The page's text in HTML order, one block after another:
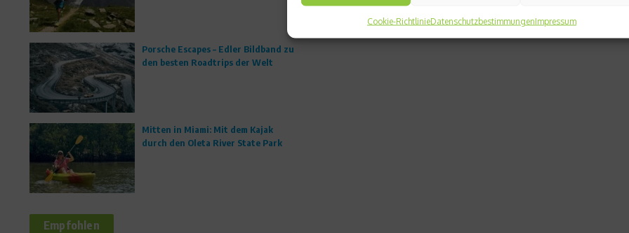
Cookie-RichtlinieDatenschutzbestimmungenImpressum
Porsche Escapes – Edler Bildband zu
den besten Roadtrips der Welt
Mitten in Miami: Mit dem Kajak
durch den Oleta River State Park
Empfohlen